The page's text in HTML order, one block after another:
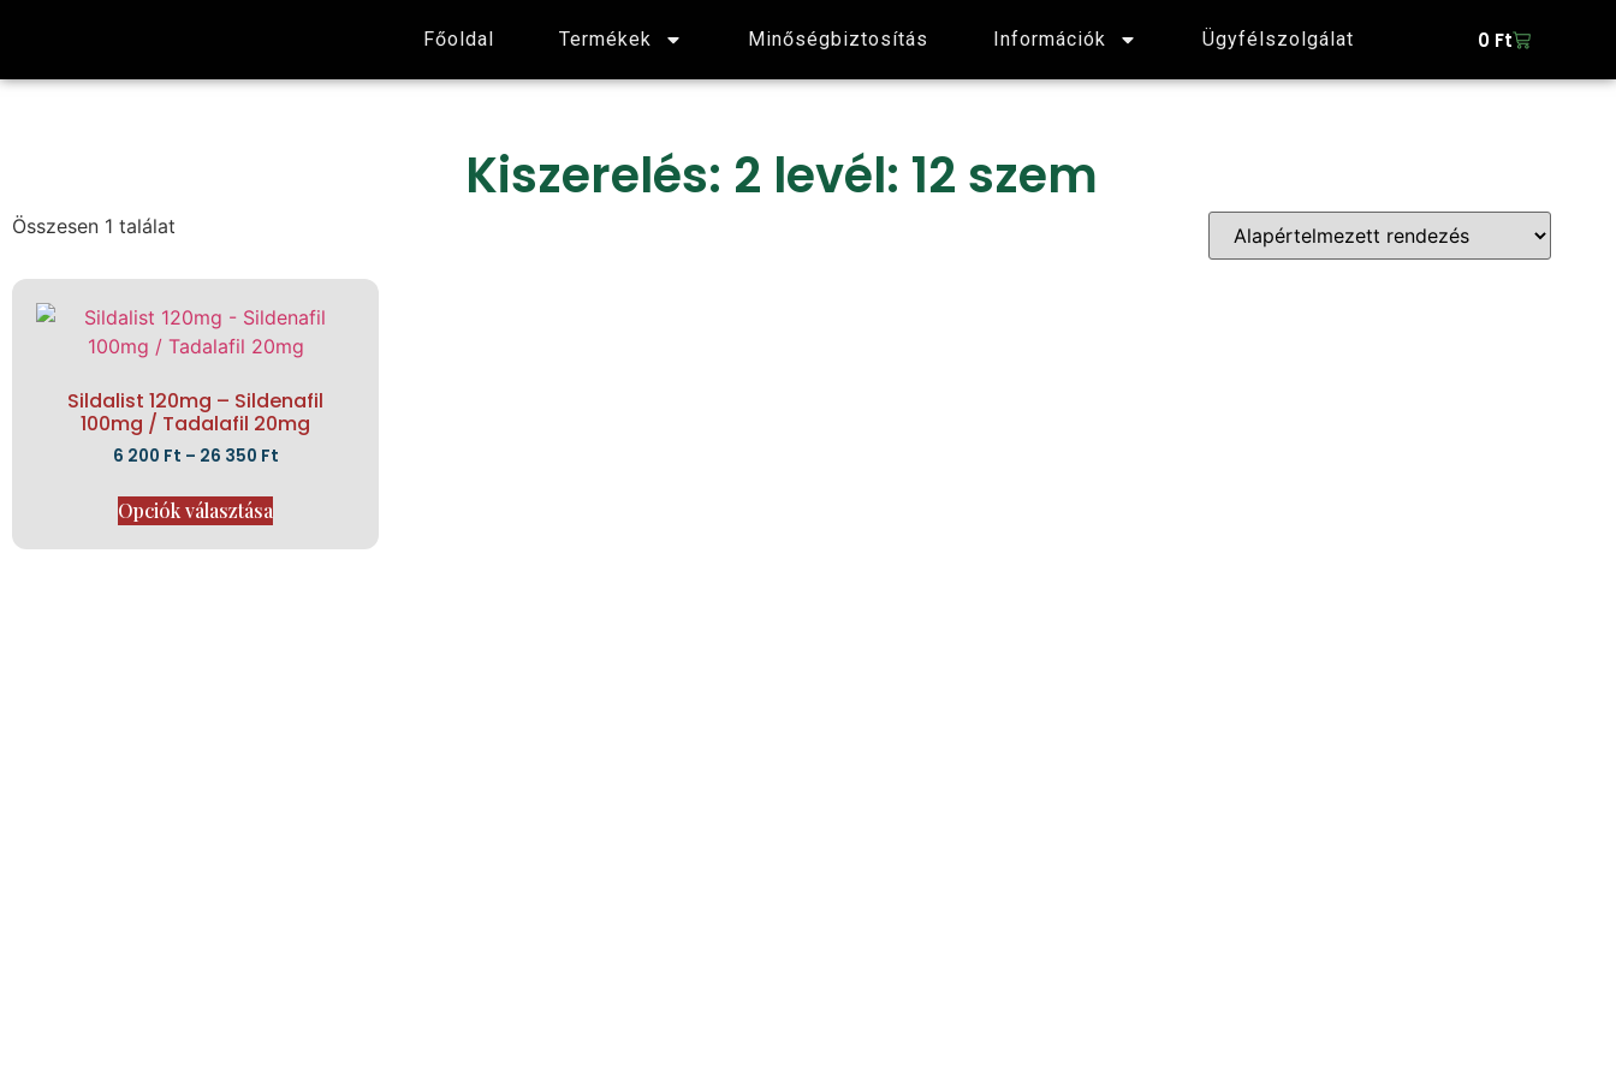
Főoldal Termékek Minőségbiztosítás Információk Ügyfélszolgálat 0 Ft
Kiszerelés: 2 levél: 12 szem
Összesen 1 találat
Sildalist 120mg – Sildenafil
100mg / Tadalafil 20mg
6 200 Ft – 26 350 Ft
Opciók választása